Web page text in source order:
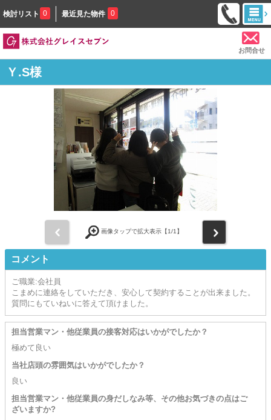
検討リスト 0 最近見た物件 0
お問合せ
Ｙ.S様
画像タップで拡大表示【1/1】
コメント
ご職業:会社員
こまめに連絡をしていただき、安心して契約することが出来ました。
質問にもていねいに答えて頂けました。
担当営業マン・他従業員の接客対応はいかがでしたか？
極めて良い
当社店頭の雰囲気はいかがでしたか？
良い
担当営業マン・他従業員の身だしなみ等、その他お気づきの点はご
ざいますか?